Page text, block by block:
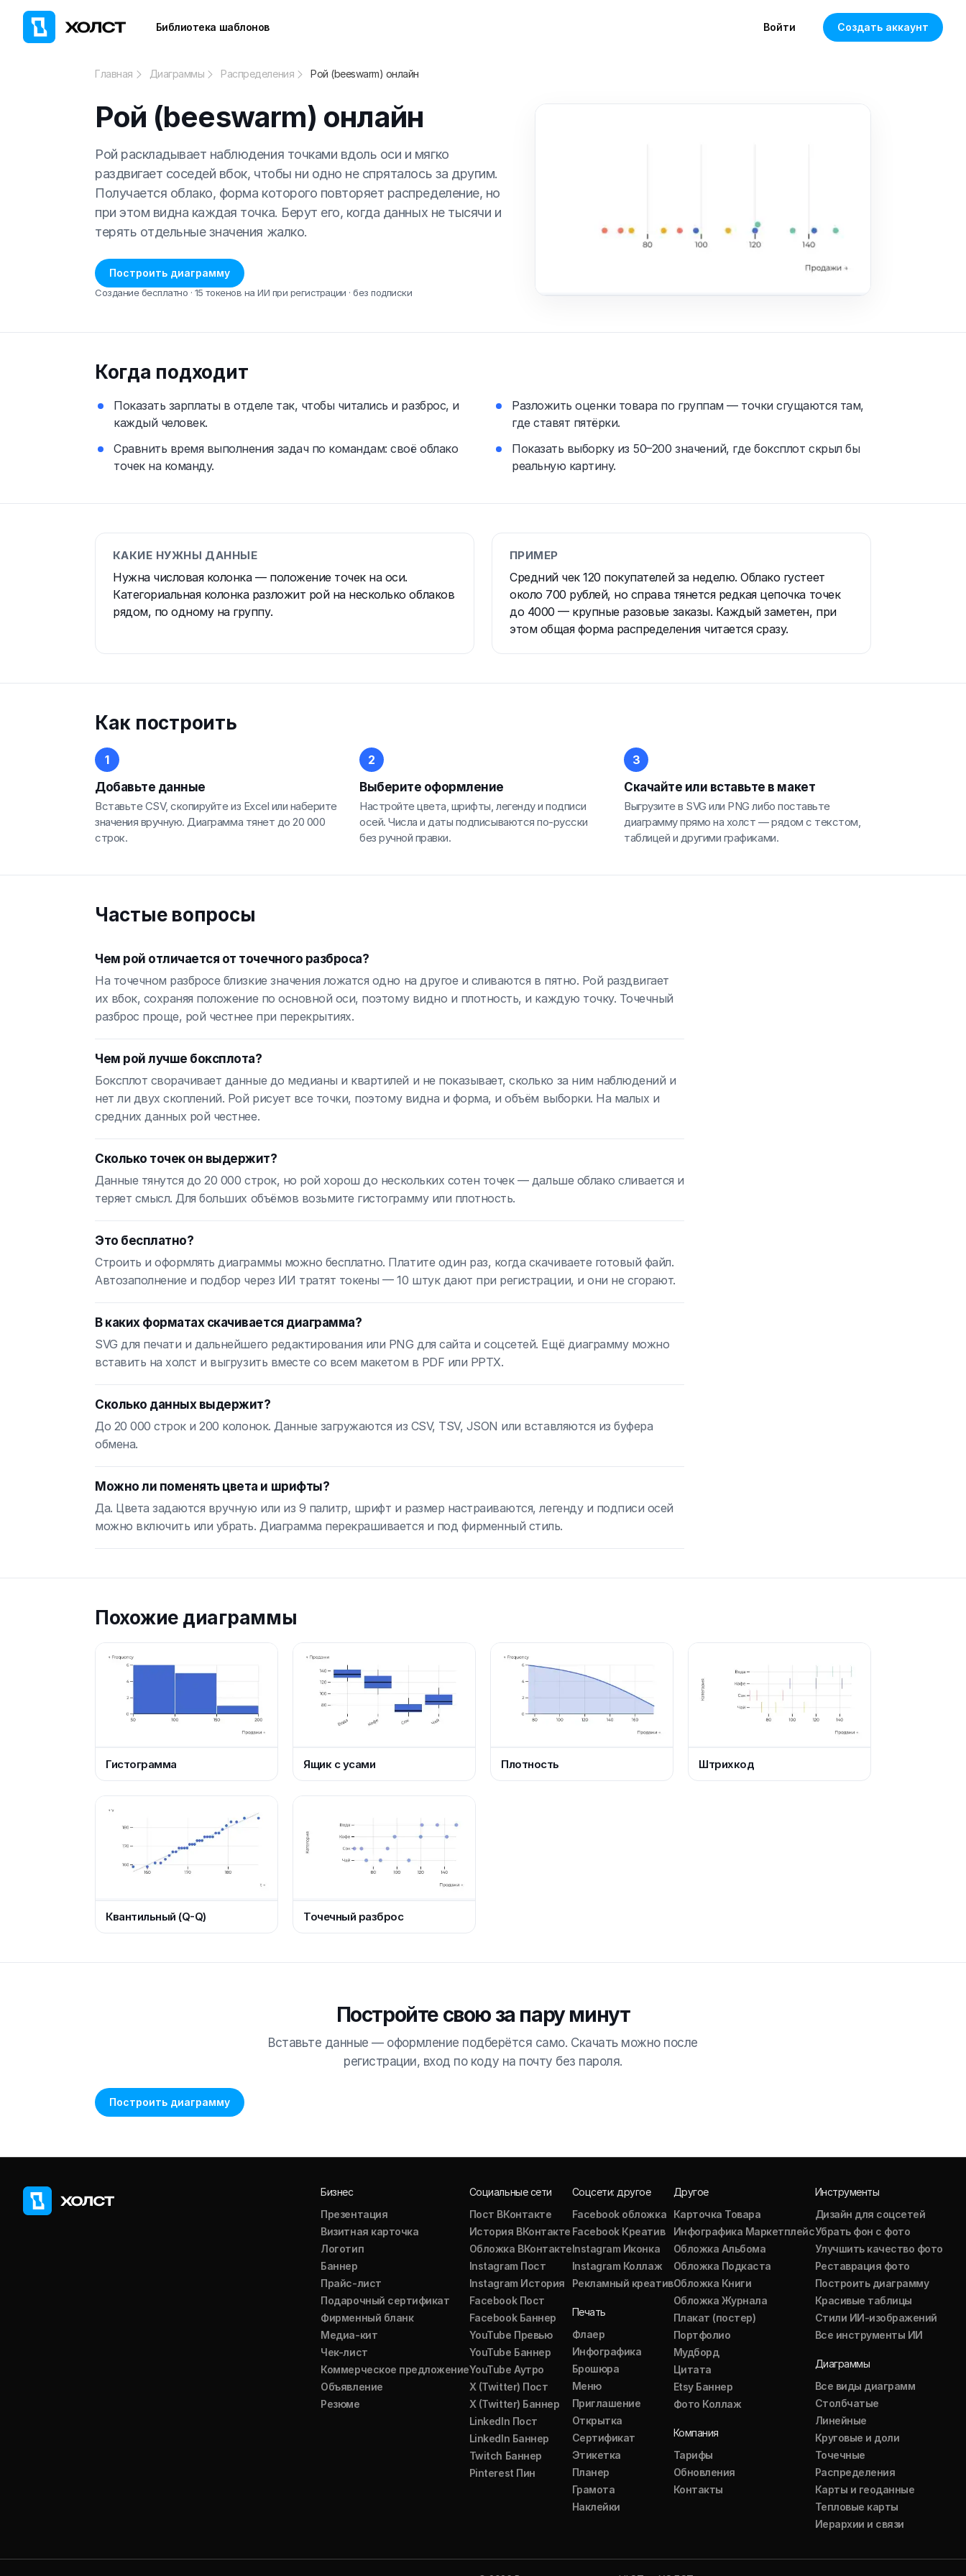
Библиотека шаблонов Войти Создать аккаунт
Главная Диаграммы Распределения Рой (beeswarm) онлайн
Рой (beeswarm) онлайн
Рой раскладывает наблюдения точками вдоль оси и мягко
раздвигает соседей вбок, чтобы ни одно не спряталось за другим.
Получается облако, форма которого повторяет распределение, но
при этом видна каждая точка. Берут его, когда данных не тысячи и
терять отдельные значения жалко.
Построить диаграмму
Создание бесплатно · 15 токенов на ИИ при регистрации · без подписки
Когда подходит
Показать зарплаты в отделе так, чтобы читались и разброс, и
каждый человек.
Разложить оценки товара по группам — точки сгущаются там,
где ставят пятёрки.
Сравнить время выполнения задач по командам: своё облако
точек на команду.
Показать выборку из 50–200 значений, где боксплот скрыл бы
реальную картину.
КАКИЕ НУЖНЫ ДАННЫЕ
Нужна числовая колонка — положение точек на оси.
Категориальная колонка разложит рой на несколько облаков
рядом, по одному на группу.
ПРИМЕР
Средний чек 120 покупателей за неделю. Облако густеет
около 700 рублей, но справа тянется редкая цепочка точек
до 4000 — крупные разовые заказы. Каждый заметен, при
этом общая форма распределения читается сразу.
Как построить
Добавьте данные
Вставьте CSV, скопируйте из Excel или наберите
значения вручную. Диаграмма тянет до 20 000
строк.
Выберите оформление
Настройте цвета, шрифты, легенду и подписи
осей. Числа и даты подписываются по-русски
без ручной правки.
Скачайте или вставьте в макет
Выгрузите в SVG или PNG либо поставьте
диаграмму прямо на холст — рядом с текстом,
таблицей и другими графиками.
Частые вопросы
Чем рой отличается от точечного разброса?
На точечном разбросе близкие значения ложатся одно на другое и сливаются в пятно. Рой раздвигает
их вбок, сохраняя положение по основной оси, поэтому видно и плотность, и каждую точку. Точечный
разброс проще, рой честнее при перекрытиях.
Чем рой лучше боксплота?
Боксплот сворачивает данные до медианы и квартилей и не показывает, сколько за ним наблюдений и
нет ли двух скоплений. Рой рисует все точки, поэтому видна и форма, и объём выборки. На малых и
средних данных рой честнее.
Сколько точек он выдержит?
Данные тянутся до 20 000 строк, но рой хорош до нескольких сотен точек — дальше облако сливается и
теряет смысл. Для больших объёмов возьмите гистограмму или плотность.
Это бесплатно?
Строить и оформлять диаграммы можно бесплатно. Платите один раз, когда скачиваете готовый файл.
Автозаполнение и подбор через ИИ тратят токены — 10 штук дают при регистрации, и они не сгорают.
В каких форматах скачивается диаграмма?
SVG для печати и дальнейшего редактирования или PNG для сайта и соцсетей. Ещё диаграмму можно
вставить на холст и выгрузить вместе со всем макетом в PDF или PPTX.
Сколько данных выдержит?
До 20 000 строк и 200 колонок. Данные загружаются из CSV, TSV, JSON или вставляются из буфера
обмена.
Можно ли поменять цвета и шрифты?
Да. Цвета задаются вручную или из 9 палитр, шрифт и размер настраиваются, легенду и подписи осей
можно включить или убрать. Диаграмма перекрашивается и под фирменный стиль.
Похожие диаграммы
Гистограмма Ящик с усами Плотность Штрихкод
Квантильный (Q-Q) Точечный разброс
Постройте свою за пару минут
Вставьте данные — оформление подберётся само. Скачать можно после
регистрации, вход по коду на почту без пароля.
Построить диаграмму
Бизнес
Презентация
Визитная карточка
Логотип
Баннер
Прайс-лист
Подарочный сертификат
Фирменный бланк
Медиа-кит
Чек-лист
Коммерческое предложение
Объявление
Резюме
Социальные сети
Пост ВКонтакте
История ВКонтакте
Обложка ВКонтакте
Instagram Пост
Instagram История
Facebook Пост
Facebook Баннер
YouTube Превью
YouTube Баннер
YouTube Аутро
X (Twitter) Пост
X (Twitter) Баннер
LinkedIn Пост
LinkedIn Баннер
Twitch Баннер
Pinterest Пин
Соцсети: другое
Facebook обложка
Facebook Креатив
Instagram Иконка
Instagram Коллаж
Рекламный креатив
Печать
Флаер
Инфографика
Брошюра
Меню
Приглашение
Открытка
Сертификат
Этикетка
Планер
Грамота
Наклейки
Другое
Карточка Товара
Инфографика Маркетплейс
Обложка Альбома
Обложка Подкаста
Обложка Книги
Обложка Журнала
Плакат (постер)
Портфолио
Мудборд
Цитата
Etsy Баннер
Фото Коллаж
Компания
Тарифы
Обновления
Контакты
Инструменты
Дизайн для соцсетей
Убрать фон с фото
Улучшить качество фото
Реставрация фото
Построить диаграмму
Красивые таблицы
Стили ИИ-изображений
Все инструменты ИИ
Диаграммы
Все виды диаграмм
Столбчатые
Линейные
Круговые и доли
Точечные
Распределения
Карты и геоданные
Тепловые карты
Иерархии и связи